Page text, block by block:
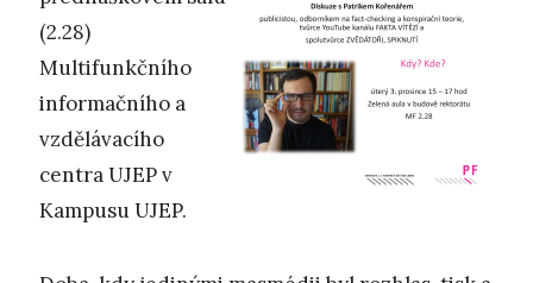
(2.28)
Multifunkčního
informačního a
vzdělávacího
centra UJEP v
Kampusu UJEP.